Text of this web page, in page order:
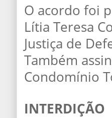
O acordo foi
Lítia Teresa
Justiça de
Também
Condomínio
INTERDIÇÃO